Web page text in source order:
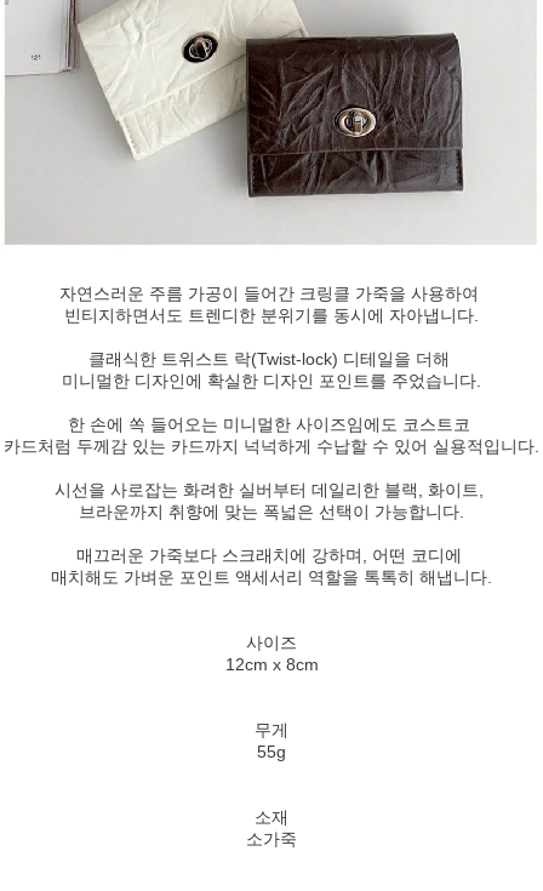
자연스러운 주름 가공이 들어간 크링클 가죽을 사용하여
빈티지하면서도 트렌디한 분위기를 동시에 자아냅니다.
클래식한 트위스트 락(Twist-lock) 디테일을 더해
미니멀한 디자인에 확실한 디자인 포인트를 주었습니다.
한 손에 쏙 들어오는 미니멀한 사이즈임에도 코스트코
카드처럼 두께감 있는 카드까지 넉넉하게 수납할 수 있어 실용적입니다.
시선을 사로잡는 화려한 실버부터 데일리한 블랙, 화이트,
브라운까지 취향에 맞는 폭넓은 선택이 가능합니다.
매끄러운 가죽보다 스크래치에 강하며, 어떤 코디에
매치해도 가벼운 포인트 액세서리 역할을 톡톡히 해냅니다.
사이즈
12cm x 8cm
무게
55g
소재
소가죽